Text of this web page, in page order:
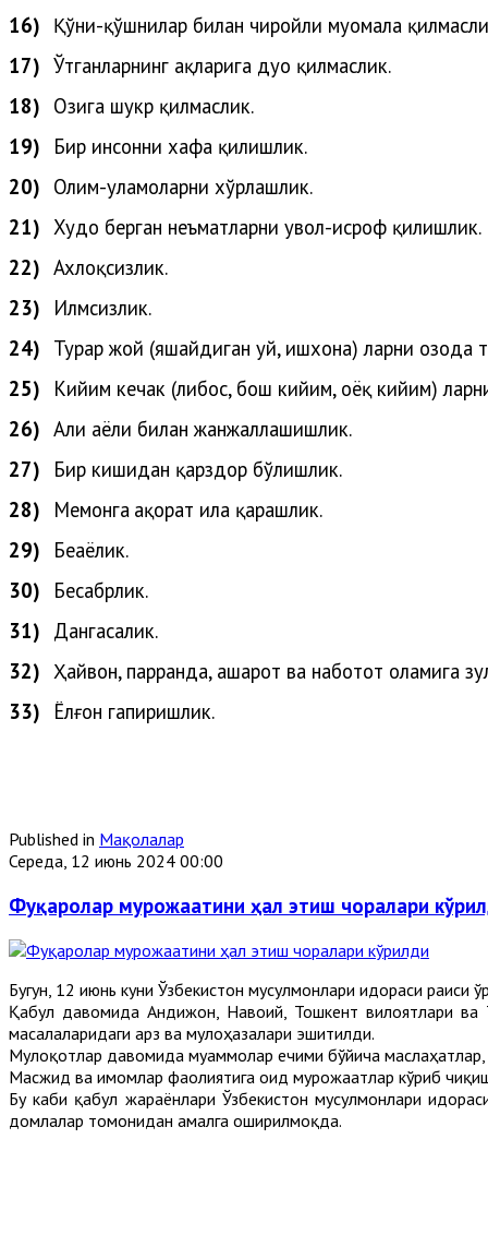
16) Қўни-қўшнилар билан чиройли муомала
17) Ўтганларнинг ҳақларига дуо қилмаслик.
18) Озига шукр қилмаслик.
19)
Бир инсонни хафа қилишлик.
20) Олим-уламоларни хўрлашлик.
21) Худо берган неъматларни увол-исроф қилишлик.
22) Ахлоқсизлик.
23)
Илмсизлик.
24) Турар жой (яшайдиган уй, ишхона) ларни озода
25)
Кийим кечак (либос, бош кийим, оёқ кийим)
26) Аҳли аёли билан жанжаллашишлик.
27)
Бир кишидан қарздор бўлишлик.
28)
Меҳмонга ҳақорат ила қарашлик.
29)
Беҳаёлик.
30)
Бесабрлик.
31) Дангасалик.
32) Ҳайвон, парранда, ҳашарот ва наботот оламига
33)
Ёлғон гапиришлик.
Published in Мақолалар
Середа, 12 июнь 2024 00:00
Фуқаролар мурожаатини ҳал этиш чоралари
Бугун, 12 июнь куни Ўзбекистон мусулмонлари идораси
Қабул давомида Андижон, Навоий, Тошкент вилоятлари
масалаларидаги арз ва мулоҳазалари эшитилди.
Мулоқотлар давомида муаммолар ечими бўйича
Масжид ва имомлар фаолиятига оид мурожаатлар кўриб
Бу каби қабул жараёнлари Ўзбекистон мусулмонлари
домлалар томонидан амалга оширилмоқда.